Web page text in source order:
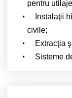
pentru
Instalaţii
civile;
Extracţia
Sisteme